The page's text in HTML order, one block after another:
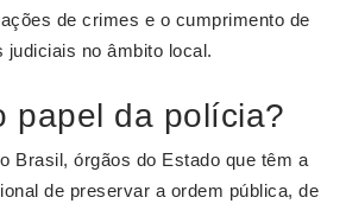
de crimes e o cumprimento de
judiciais no âmbito local.
papel da polícia?
Brasil, órgãos do Estado que têm a
de preservar a ordem pública, de